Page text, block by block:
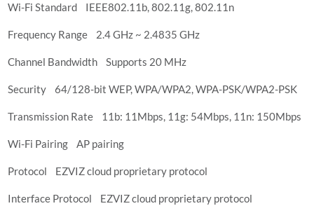
Wi-Fi Standard IEEE802.11b, 802.11g, 802.11n
Frequency Range 2.4 GHz ~ 2.4835 GHz
Channel Bandwidth Supports 20 MHz
Security 64/128-bit WEP, WPA/WPA2, WPA-PSK/WPA2-PSK
Transmission Rate 11b: 11Mbps, 11g: 54Mbps, 11n: 150Mbps
Wi-Fi Pairing AP pairing
Protocol EZVIZ cloud proprietary protocol
Interface Protocol EZVIZ cloud proprietary protocol